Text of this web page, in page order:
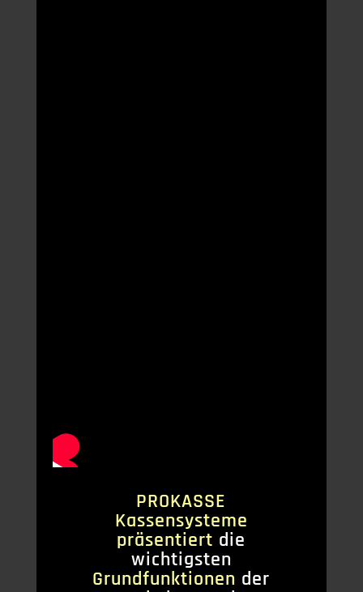
PROKASSE
Kassensysteme
präsentiert die
wichtigsten
Grundfunktionen der